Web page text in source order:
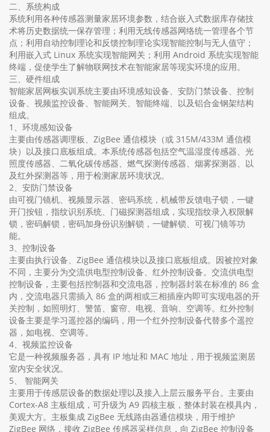
二、系统构成
系统利用各种传感器测量家居环境参数，结合嵌入式数据库存储技
术将历史数据统一保存管理；利用无线传感器网络统一管理各个节
点；利用自动控制理论和反馈控制理论实现智能控制与无人值守；
利用嵌入式 Linux 系统实现智能网关；利用 Android 系统实现智能
终端，促使学生了解物联网技术在智能家居等现实环境的应用。
三、硬件组成
智能家居网板实训系统主要由环境感知设备、安防门禁设备、控制
设备、视频监控设备、智能网关、智能终端、以及铝合金钢架结构
组成。
1、环境感知设备
主要由传感器调理板、ZigBee 通信模块（或 315M/433M 通信模
块）以及接口底板组成。本系统传感器包括空气温湿度传感器、光
照度传感器、二氧化碳传感器、燃气探测传感器、烟雾探测器、以
及红外探测器等，用于检测家居环境状况。
2、安防门禁设备
由可视门镜机、视频显示器、密码系统，机械带反馈电子锁，一键
开门按钮，指纹识别系统、门磁探测器组成，实现指纹录入权限解
锁，密码解锁，密码加身份识别解锁，一键解锁、可视门镜等功
能。
3、控制设备
主要由执行设备、ZigBee 通信模块以及接口底板组成。因被控对象
不同，主要分为交流供电型控制设备、红外控制设备。交流供电型
控制设备，主要包括控制器和交流电器，控制器封装在标准的 86 盒
内，交流电器只需插入 86 盒的两相或三相插座内即可实现电器的开
关控制，如照明灯、警笛、窗帘、电视、音响、空调等。红外控制
设备主要是学习遥控器的编码，用一个红外控制设备代替多个遥控
器，如电视、空调等。
4、视频监控设备
它是一种视频服务器，具有 IP 地址和 MAC 地址，用于视频监测居
室内安全状况。
5、 智能网关
主要用于传感层设备的数据处理以及接入上层云服务平台。主要由
Cortex-A8 主板组成，可升级为 A9 四核主板，整体封装在模具内，
美观大方。主板集成 ZigBee 无线路由器通信模块，用于维护
ZigBee 网络，接收 ZigBee 传感器采样信息，向 ZigBee 控制设备